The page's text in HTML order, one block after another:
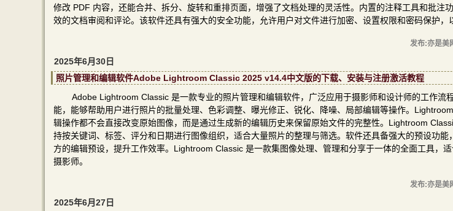
修改 PDF 内容，还能合并、拆分、旋转和重排页面，增强了文档处理的灵活性。内置的注释工具和批注
效的文档审阅和评论。该软件还具有强大的安全功能，允许用户对文件进行加密、设置权限和密码保护，
发布:亦是美
2025年6月30日
照片管理和编辑软件Adobe Lightroom Classic 2025 v14.4中文版的下载、安装与注册激活教程
Adobe Lightroom Classic 是一款专业的照片管理和编辑软件，广泛应用于摄影师和设计师的工作流
能，能够帮助用户进行照片的批量处理、色彩调整、曝光修正、锐化、降噪、局部编辑等操作。
辑操作都不会直接改变原始图像，而是通过生成新的编辑历史来保留原始文件的完整性。Lightroom
持按关键词、标签、评分和日期进行图像组织，适合大量照片的整理与筛选。软件还具备强大的预设功能
方的编辑预设，提升工作效率。Lightroom Classic 是一款集图像处理、管理和分享于一体的全面工具，
摄影师。
发布:亦是美
2025年6月27日